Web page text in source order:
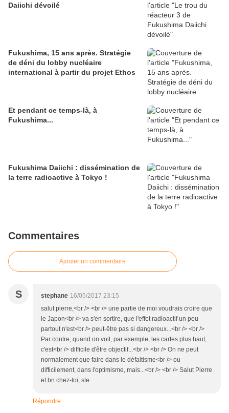
Daiichi dévoilé
Fukushima, 15 ans après. Stratégie
de déni du lobby nucléaire
international à partir du projet Ethos
Et pendant ce temps-là, à
Fukushima...
Fukushima Daiichi : dissémination de
la terre radioactive à Tokyo !
Commentaires
Ajouter un commentaire
S stephane 16/05/2017 23:15
salut pierre,<br /> <br /> une partie de moi voudrais croire que
le Japon<br /> va s'en sortire, que l'effet radioactif un peu
partout n'est<br /> peut-être pas si dangereux...<br /> <br />
Par contre, quand on voit, par exemple, les cartes plus haut,
c'est<br /> difficile d'être objectif...<br /> <br /> On ne peut
normalement que faire dans le défaitisme<br /> ou
difficilement, dans l'optimisme, mais...<br /> <br /> Salut Pierre
et bn chez-toi, ste
Répondre